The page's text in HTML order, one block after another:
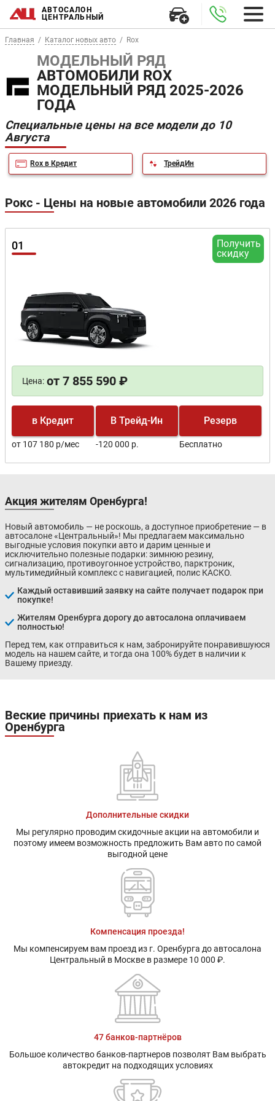
АВТОСАЛОН
ЦЕНТРАЛЬНЫЙ
Главная Каталог новых авто Rox
МОДЕЛЬНЫЙ РЯД
АВТОМОБИЛИ ROX
МОДЕЛЬНЫЙ РЯД 2025-2026
ГОДА
Специальные цены на все модели до 10
Августа
Rox в Кредит ТрейдИн
Рокс - Цены на новые автомобили 2026 года
Получить
скидку
01
Цена: от 7 855 590 ₽
в Кредит
от 107 180 р/мес
В Трейд-Ин
-120 000 р.
Резерв
Бесплатно
Акция жителям Оренбурга!
Новый автомобиль — не роскошь, а доступное приобретение — в
автосалоне «Центральный»! Мы предлагаем максимально
выгодные условия покупки авто и дарим ценные и
исключительно полезные подарки: зимнюю резину,
сигнализацию, противоугонное устройство, парктроник,
мультимедийный комплекс с навигацией, полис КАСКО.
Каждый оставивший заявку на сайте получает подарок при
покупке!
Жителям Оренбурга дорогу до автосалона оплачиваем
полностью!
Перед тем, как отправиться к нам, забронируйте понравившуюся
модель на нашем сайте, и тогда она 100% будет в наличии к
Вашему приезду.
Веские причины приехать к нам из
Оренбурга
Дополнительные скидки
Мы регулярно проводим скидочные акции на автомобили и
поэтому имеем возможность предложить Вам авто по самой
выгодной цене
Компенсация проезда!
Мы компенсируем вам проезд из г. Оренбурга до автосалона
Центральный в Москве в размере 10 000 ₽.
47 банков-партнёров
Большое количество банков-партнеров позволят Вам выбрать
автокредит на подходящих условиях